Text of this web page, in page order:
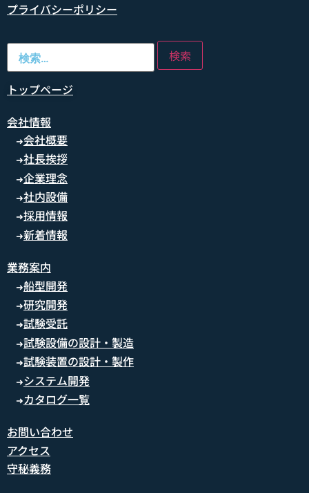
プライバシーポリシー
トップページ
会社情報
➜会社概要
➜社長挨拶
➜企業理念
➜社内設備
➜採用情報
➜新着情報
業務案内
➜船型開発
➜研究開発
➜試験受託
➜試験設備の設計・製造
➜試験装置の設計・製作
➜システム開発
➜カタログ一覧
お問い合わせ
アクセス
守秘義務